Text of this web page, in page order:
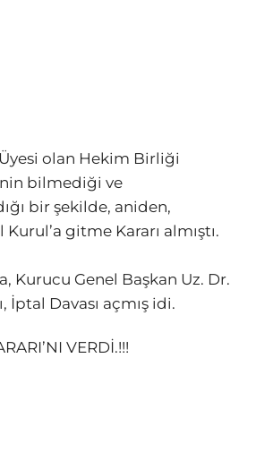
olan Hekim Birliği
bilmediği ve
bir şekilde, aniden,
gitme Kararı almıştı.
Kurucu Genel Başkan Uz. Dr.
İptal Davası açmış idi.
VERDİ.!!!